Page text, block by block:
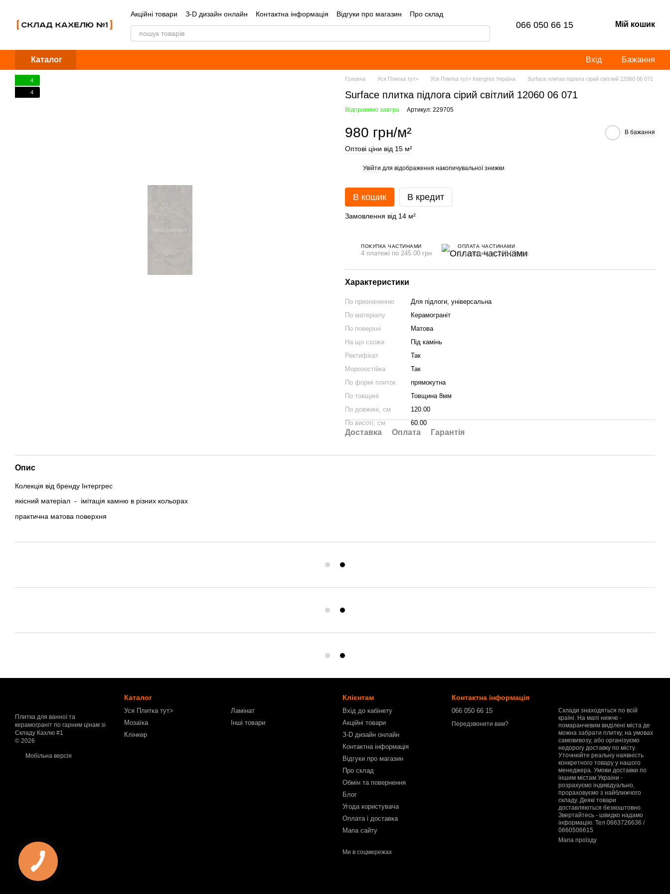
Акційні товари З-D дизайн онлайн Контактна інформація Відгуки про магазин
Про склад
Обмін та повернення
Блог Угода користувача Оплата і доставка 066 050 66 15 Мій кошик
Каталог Вхід Бажання
4
4
Головна Уся Плитка тут> Уся Плитка тут> Intergres Україна Surface плитка підлога сірий світлий 12060 06 071
Surface плитка підлога сірий світлий 12060 06 071
Відправимо завтра Артикул: 229705
980 грн/м² В бажання
Оптові ціни від 15 м²
Увійти для відображення накопичувальної знижки
В кошик В кредит
Замовлення від 14 м²
ПОКУПКА ЧАСТИНАМИ
4 платежі по 245.00 грн
ОПЛАТА ЧАСТИНАМИ
4 платежі по 245.00 грн
Характеристики
По призначенню
Для підлоги, універсальна
По матеріалу
Керамограніт
По поверхні
Матова
На що схожа
Під камінь
Ректифікат
Так
Морозостійка
Так
По формі плиток
прямокутна
По товщині
Товщина 8мм
По довжині, см
120.00
По висоті, см
60.00
Доставка Оплата Гарантія
Опис
Колекція від бренду Інтергрес
якісний матеріал - імітація камню в різних кольорах
практична матова поверхня
Плитка для ванної та
керамограніт по гарним цінам зі
Складу Кахлю #1
© 2026
Мобільна версія
Каталог
Уся Плитка тут>
Мозаїка
Клінкер
Ламінат
Інші товари
Клієнтам
Вхід до кабінету
Акційні товари
З-D дизайн онлайн
Контактна інформація
Відгуки про магазин
Про склад
Обмін та повернення
Блог
Угода користувача
Оплата і доставка
Мапа сайту
Ми в соцмережах
Контактна інформація
066 050 66 15
Передзвонити вам?
Склади знаходяться по всій
країні. На мапі нижче -
помаранчевим виділені міста де
можна забрати плитку, на умовах
самовивозу, або організуємо
недорогу доставку по місту.
Уточнюйте реальну наявність
конкретного товару у нашого
менеджера. Умови доставки по
іншим містам Украіни -
розрахуємо індивідуально,
прораховуємо з найближчого
складу. Деякі товари
доставляються безкоштовно.
Звертайтесь - швидко надамо
інформацію. Тел 0663726636 /
0660506615
Мапа проїзду